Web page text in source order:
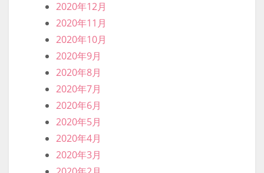
2022年2月
2022年1月
2021年12月
2021年11月
2021年10月
2021年9月
2021年8月
2021年7月
2021年6月
2021年5月